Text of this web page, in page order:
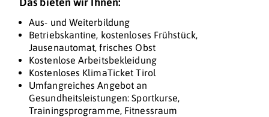
Aus- und Weiterbildung
Betriebskantine, kostenloses Frühstück,
Jausenautomat, frisches Obst
Kostenlose Arbeitsbekleidung
Kostenloses KlimaTicket Tirol
Umfangreiches Angebot an
Gesundheitsleistungen: Sportkurse,
Trainingsprogramme, Fitnessraum